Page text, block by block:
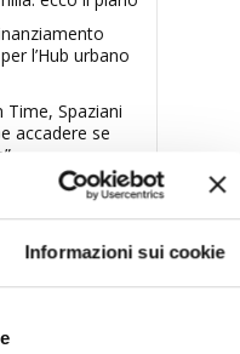
Informazioni sui cookie
l’Hub urbano
Time, Spaziani
accadere se